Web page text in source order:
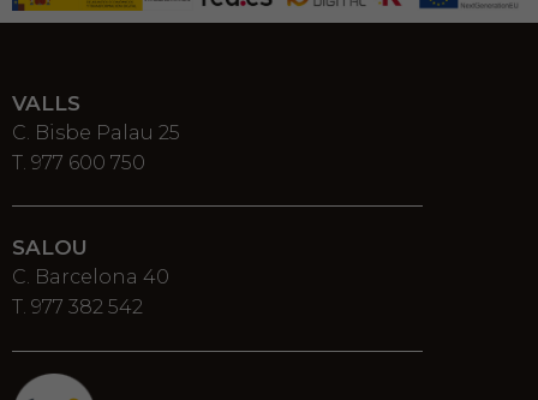
VALLS
C. Bisbe Palau 25
T. 977 600 750
SALOU
C. Barcelona 40
T. 977 382 542